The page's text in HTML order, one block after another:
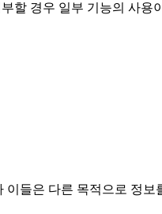
할 경우 일부 기능의 사용
들은 다른 목적으로 정보